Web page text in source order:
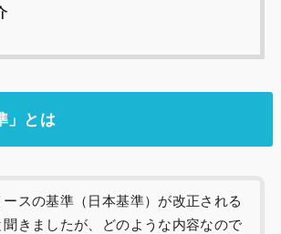
」とは
ースの基準（日本基準）が改正される
聞きましたが、どのような内容なので